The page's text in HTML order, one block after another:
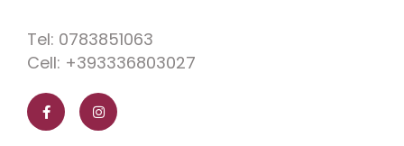
Tel: 0783851063
Cell: +393336803027
a
c
e
b
n
s
t
a